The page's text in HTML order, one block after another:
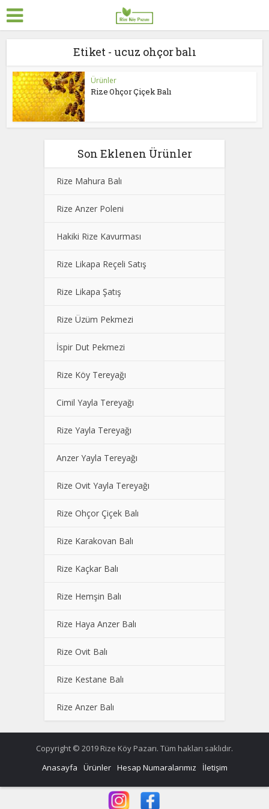
Etiket - ucuz ohçor balı
Ürünler
Rize Ohçor Çiçek Balı
Son Eklenen Ürünler
Rize Mahura Balı
Rize Anzer Poleni
Hakiki Rize Kavurması
Rize Likapa Reçeli Satış
Rize Likapa Şatış
Rize Üzüm Pekmezi
İspir Dut Pekmezi
Rize Köy Tereyağı
Cimil Yayla Tereyağı
Rize Yayla Tereyağı
Anzer Yayla Tereyağı
Rize Ovit Yayla Tereyağı
Rize Ohçor Çiçek Balı
Rize Karakovan Balı
Rize Kaçkar Balı
Rize Hemşin Balı
Rize Haya Anzer Balı
Rize Ovit Balı
Rize Kestane Balı
Rize Anzer Balı
Copyright © 2019 Rize Köy Pazarı. Tüm hakları saklıdır.
Anasayfa
Ürünler Hesap Numaralarımız İletişim